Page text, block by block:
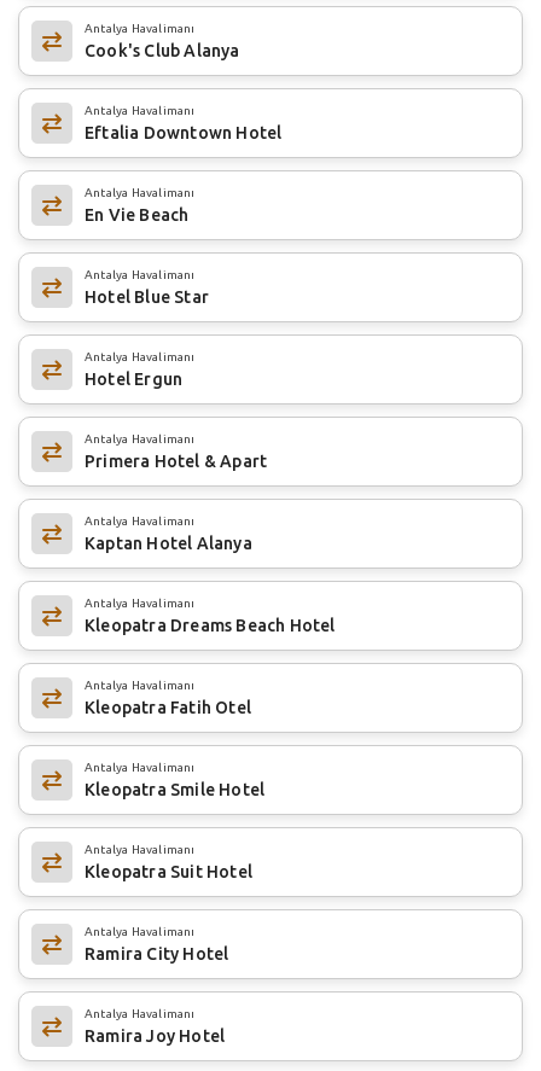
Antalya Havalimanı
Cook's Club Alanya
Antalya Havalimanı
Eftalia Downtown Hotel
Antalya Havalimanı
En Vie Beach
Antalya Havalimanı
Hotel Blue Star
Antalya Havalimanı
Hotel Ergun
Antalya Havalimanı
Primera Hotel & Apart
Antalya Havalimanı
Kaptan Hotel Alanya
Antalya Havalimanı
Kleopatra Dreams Beach Hotel
Antalya Havalimanı
Kleopatra Fatih Otel
Antalya Havalimanı
Kleopatra Smile Hotel
Antalya Havalimanı
Kleopatra Suit Hotel
Antalya Havalimanı
Ramira City Hotel
Antalya Havalimanı
Ramira Joy Hotel